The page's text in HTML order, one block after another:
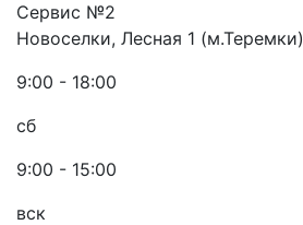
Сервис №2
Новоселки, Лесная 1 (м.Теремки)
9:00 - 18:00
сб
9:00 - 15:00
вск